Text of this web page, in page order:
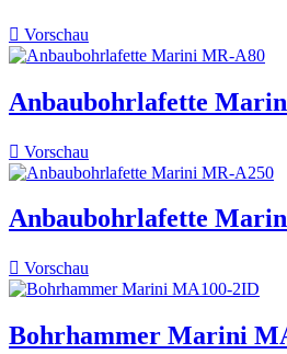
 Vorschau
Anbaubohrlafette
 Vorschau
Anbaubohrlafette
 Vorschau
Bohrhammer Marini